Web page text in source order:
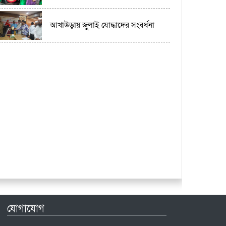
আখাউড়ায় জুলাই যোদ্ধাদের সংবর্ধনা
যোগাযোগ